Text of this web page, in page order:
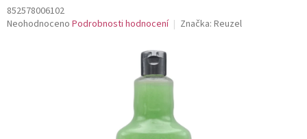
852578006102
Průměrné
Neohodnoceno Podrobnosti hodnocení Značka: Reuzel